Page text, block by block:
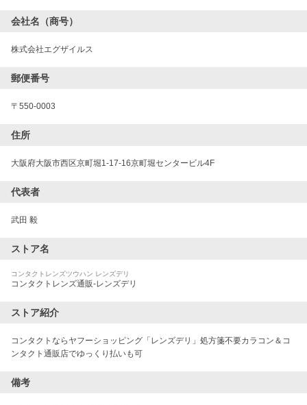
会社名（商号）
株式会社エグザイルス
郵便番号
〒 550-0003
住所
大阪府大阪市西区京町堀1-17-16京町堀センタービル4F
代表者
武田 毅
ストア名
コンタクトレンズツウハン レンズデリ
コンタクトレンズ通販-レンズデリ
ストア紹介
コンタクトならヤフーショッピング「レンズデリ」処方箋不要カラコン＆コ
ンタクト通販店でゆっくり払いも可
備考